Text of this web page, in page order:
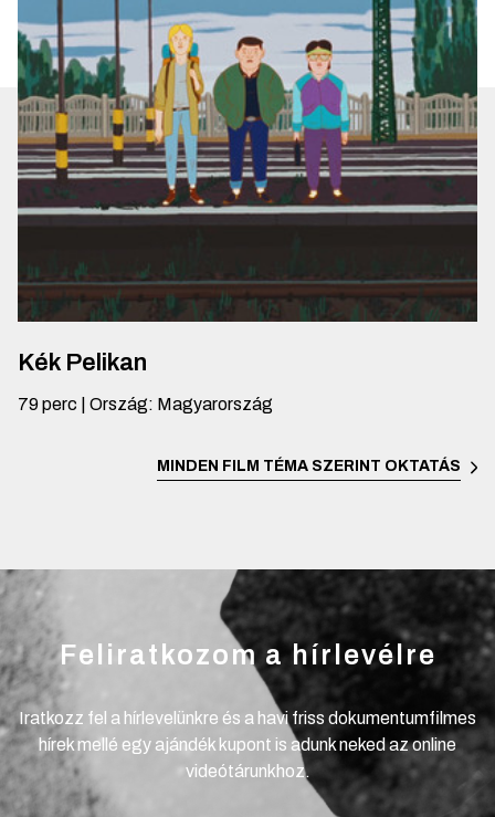
Kék Pelikan
79perc Ország: Magyarország
MINDEN FILM TÉMA SZERINT OKTATÁS
Feliratkozom a hírlevélre
Iratkozz fel a hírlevelünkre és a havi friss dokumentumfilmes
hírek mellé egy ajándék kupont is adunk neked az online
videótárunkhoz.